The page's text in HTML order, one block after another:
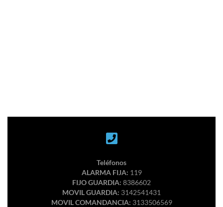
Teléfonos
ALARMA FIJA: 119
FIJO GUARDIA: 8386602
MOVIL GUARDIA: 3142541431
MOVIL COMANDANCIA: 3133506569